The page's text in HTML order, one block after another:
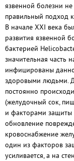
язвенной болезни
правильный подход
В начале XXI века
развития язвенной
бактерией
значительная часть
инфицированы
здоровыми людьми.
постоянно
(желудочный сок,
и факторами защиты
обновление
кровоснабжение
один из факторов
усиливается, а на